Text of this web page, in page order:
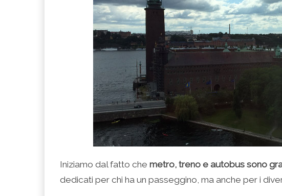
Iniziamo dal fatto che metro, treno e autobus sono
dedicati per chi ha un passeggino, ma anche per i